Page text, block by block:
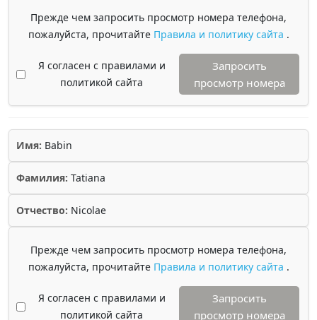
Прежде чем запросить просмотр номера телефона,
пожалуйста, прочитайте Правила и политику сайта .
Я согласен с правилами и
политикой сайта
Запросить
просмотр номера
Имя: Babin
Фамилия: Tatiana
Отчество: Nicolae
Прежде чем запросить просмотр номера телефона,
пожалуйста, прочитайте Правила и политику сайта .
Я согласен с правилами и
политикой сайта
Запросить
просмотр номера